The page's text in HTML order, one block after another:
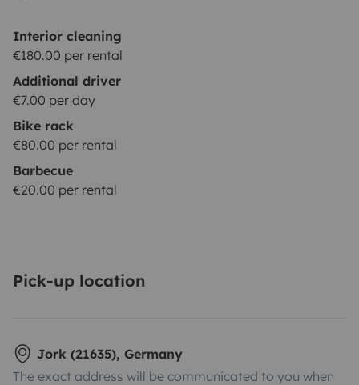
Interior cleaning
€180.00 per rental
Additional driver
€7.00 per day
Bike rack
€80.00 per rental
Barbecue
€20.00 per rental
Pick-up location
Jork (21635), Germany
The exact address will be communicated to you when